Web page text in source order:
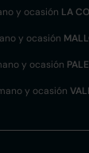
y ocasión LA
y ocasión
y ocasión
y ocasión